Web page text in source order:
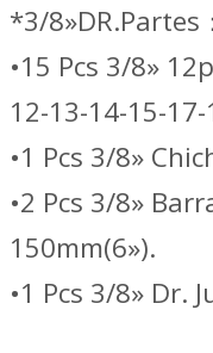
*3/8»DR.Partes
•15 Pcs 3/8»
12-13-14-15-
•1 Pcs 3/8»
•2 Pcs 3/8»
150mm(6»).
•1 Pcs 3/8» Dr.